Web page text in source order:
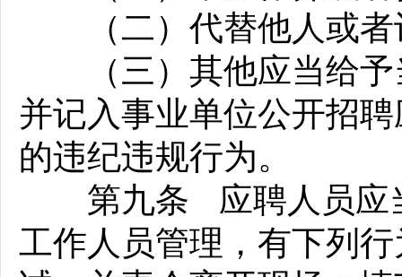
（二）代替他人或者
（三）其他应当给予
并记入事业单位公开招
的违纪违规行为。
第九条 应聘人员应当
工作人员管理，有下列